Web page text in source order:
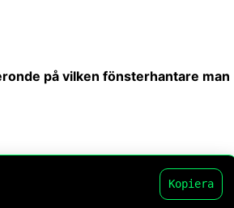
på vilken fönsterhantare man
Kopiera